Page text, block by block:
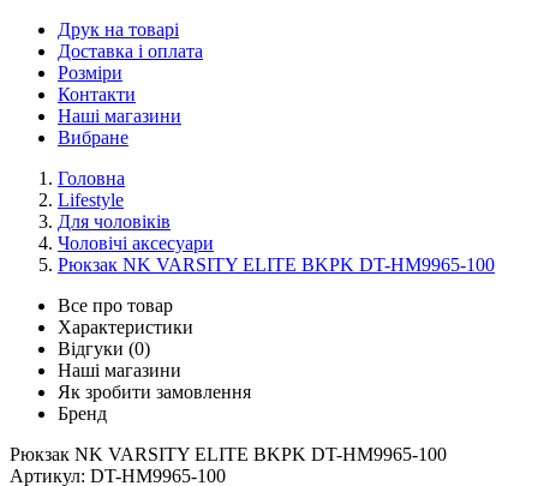
Друк на товарі
Доставка і оплата
Розміри
Контакти
Наші магазини
Вибране
Головна
Lifestyle
Для чоловіків
Чоловічі аксесуари
Рюкзак NK VARSITY ELITE BKPK DT-HM9965-100
Все про товар
Характеристики
Відгуки (0)
Наші магазини
Як зробити замовлення
Бренд
Рюкзак NK VARSITY ELITE BKPK DT-HM9965-100
Артикул: DT-HM9965-100